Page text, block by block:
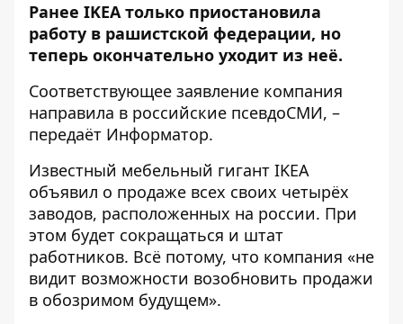
Ранее IKEA только приостановила
работу в рашистской федерации, но
теперь окончательно уходит из неё.
Соответствующее заявление компания
направила в российские псевдоСМИ, –
передаёт Информатор.
Известный мебельный гигант IKEA
объявил о продаже всех своих четырёх
заводов, расположенных на россии. При
этом будет сокращаться и штат
работников. Всё потому, что компания «не
видит возможности возобновить продажи
в обозримом будущем».